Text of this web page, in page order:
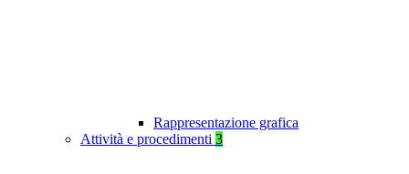
Rappresentazione grafica
Attività e procedimenti 3